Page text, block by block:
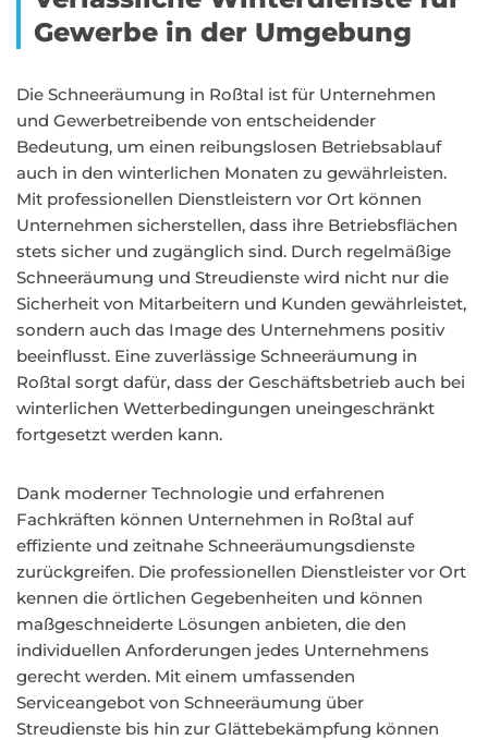
Gewerbe in der Umgebung
Die Schneeräumung in Roßtal ist für Unternehmen
und Gewerbetreibende von entscheidender
Bedeutung, um einen reibungslosen Betriebsablauf
auch in den winterlichen Monaten zu gewährleisten.
Mit professionellen Dienstleistern vor Ort können
Unternehmen sicherstellen, dass ihre Betriebsflächen
stets sicher und zugänglich sind. Durch regelmäßige
Schneeräumung und Streudienste wird nicht nur die
Sicherheit von Mitarbeitern und Kunden gewährleistet,
sondern auch das Image des Unternehmens positiv
beeinflusst. Eine zuverlässige Schneeräumung in
Roßtal sorgt dafür, dass der Geschäftsbetrieb auch bei
winterlichen Wetterbedingungen uneingeschränkt
fortgesetzt werden kann.
Dank moderner Technologie und erfahrenen
Fachkräften können Unternehmen in Roßtal auf
effiziente und zeitnahe Schneeräumungsdienste
zurückgreifen. Die professionellen Dienstleister vor Ort
kennen die örtlichen Gegebenheiten und können
maßgeschneiderte Lösungen anbieten, die den
individuellen Anforderungen jedes Unternehmens
gerecht werden. Mit einem umfassenden
Serviceangebot von Schneeräumung über
Streudienste bis hin zur Glättebekämpfung können